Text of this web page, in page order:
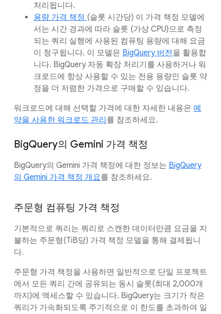
처리됩니다.
용량 가격 책정 (슬롯 시간당) 이 가격 책정 모델에
서는 시간 경과에 따라 슬롯 (가상 CPU)으로 측정
되는 쿼리 실행에 사용된 컴퓨팅 용량에 대해 요금
이 청구됩니다. 이 모델은 BigQuery 버전을 활용합
니다. BigQuery 자동 확장 처리기를 사용하거나 워
크로드에 항상 사용할 수 있는 전용 용량인 슬롯 약
정을 더 저렴한 가격으로 구매할 수 있습니다.
워크로드에 대해 선택할 가격에 대한 자세한 내용은 예
약을 사용한 워크로드 관리 를 참조하세요.
BigQuery의 Gemini 가격 책정
BigQuery의 Gemini 가격 책정에 대한 정보는 BigQuery
의 Gemini 가격 책정 개요를 참조하세요.
주문형 컴퓨팅 가격 책정
기본적으로 쿼리는 쿼리로 스캔한 데이터만큼 요금을 지
불하는 주문형(TiB당) 가격 책정 모델을 통해 결제됩니
다.
주문형 가격 책정을 사용하면 일반적으로 단일 프로젝트
에서 모든 쿼리 간에 공유되는 동시 슬롯(최대 2,000개
까지)에 액세스할 수 있습니다. BigQuery는 크기가 작은
쿼리가 가속화되도록 주기적으로 이 한도를 초과하여 일